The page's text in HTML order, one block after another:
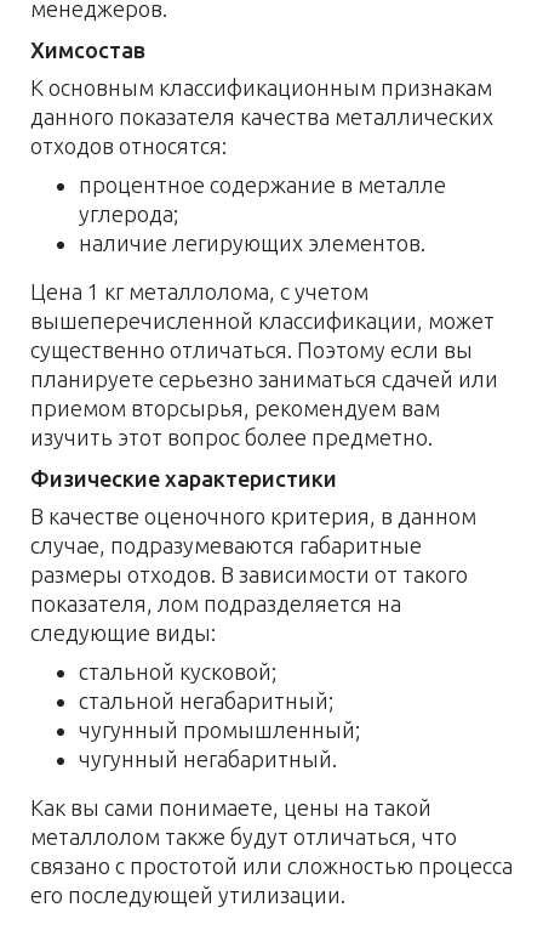
менеджеров.
Химсостав
К основным классификационным признакам
данного показателя качества металлических
отходов относятся:
процентное содержание в металле
углерода;
наличие легирующих элементов.
Цена 1 кг металлолома, с учетом
вышеперечисленной классификации, может
существенно отличаться. Поэтому если вы
планируете серьезно заниматься сдачей или
приемом вторсырья, рекомендуем вам
изучить этот вопрос более предметно.
Физические характеристики
В качестве оценочного критерия, в данном
случае, подразумеваются габаритные
размеры отходов. В зависимости от такого
показателя, лом подразделяется на
следующие виды:
стальной кусковой;
стальной негабаритный;
чугунный промышленный;
чугунный негабаритный.
Как вы сами понимаете, цены на такой
металлолом также будут отличаться, что
связано с простотой или сложностью процесса
его последующей утилизации.